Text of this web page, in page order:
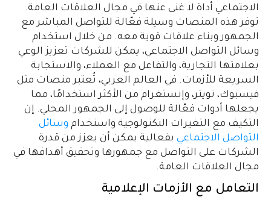
الاجتماعي أداة لا غنى عنها في مجال العلاقات العامة.
توفر هذه المنصات وسيلة فعّالة للتواصل المباشر مع
الجمهور وبناء علاقات قوية معه. من خلال استخدام
وسائل التواصل الاجتماعي، يمكن للشركات تعزيز الوعي
بعلامتها التجارية، والتفاعل مع العملاء، والاستجابة
السريعة للأزمات. في العالم العربي، تُعتبر منصات مثل
فيسبوك، تويتر، وإنستغرام من الأكثر استخدامًا، مما
يجعلها أدوات فعّالة للوصول إلى الجمهور المحلي. إن
التكيف مع التغيرات التكنولوجية واستخدام وسائل
التواصل الاجتماعي بفعالية يمكن أن يعزز من قدرة
الشركات على التواصل مع جمهورها وتحقيق أهدافها في
مجال العلاقات العامة.
التعامل مع الأزمات الإعلامية